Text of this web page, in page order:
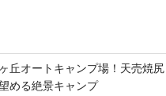
丘オートキャンプ場！天売焼尻
める絶景キャンプ